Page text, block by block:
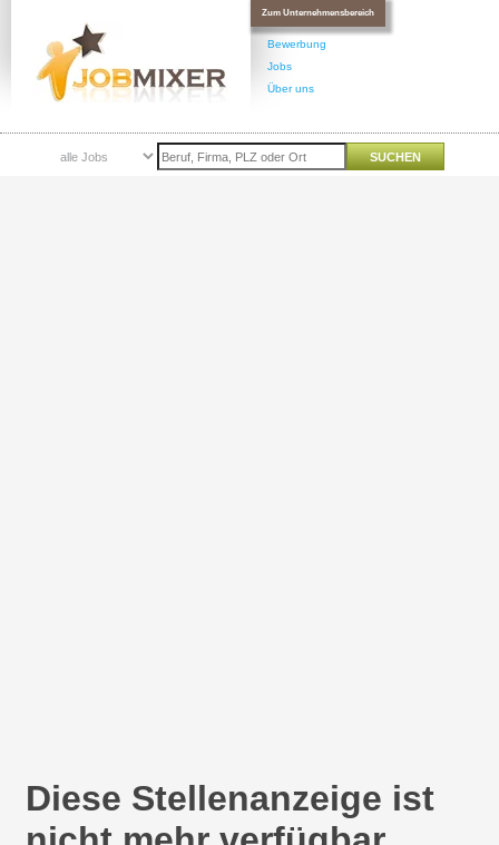
Zum Unternehmensbereich
Bewerbung
Jobs
Über uns